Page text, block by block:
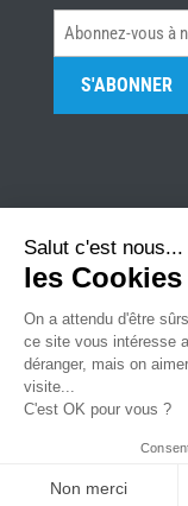
TROUVER UN
MAGASIN
Abonnez-
vous
notre
Univerture|
Salut c'est nous...
les Cookies
On a attendu d'être
ce site vous intéresse
déranger, mais on
visite...
C'est OK pour vous ?
Non merci